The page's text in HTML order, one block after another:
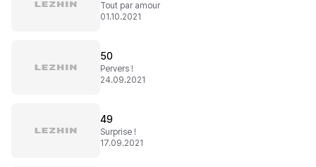
Tout par amour
01.10.2021
50
Pervers !
24.09.2021
49
Surprise !
17.09.2021